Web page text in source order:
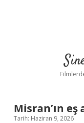
Misran’ın eş
Tarih: Haziran 9, 2026